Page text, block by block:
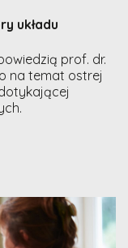
układu
prof. dr.
na temat ostrej